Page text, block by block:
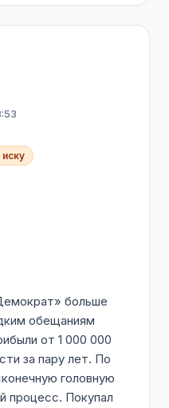
больше
обещаниям
от 1 000 000
за пару лет. По
головную
процесс. Покупал